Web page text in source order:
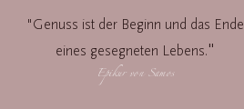
"Genuss ist der Beginn und das Ende
eines gesegneten Lebens."
Epikur von Samos